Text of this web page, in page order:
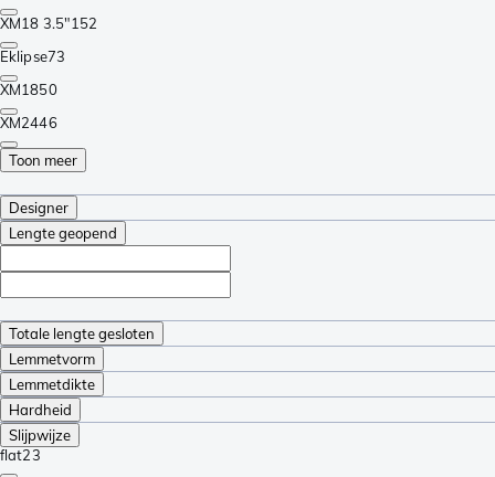
XM18 3.5"152
Eklipse73
XM1850
XM2446
Toon meer
Designer
Lengte geopend
Totale lengte gesloten
Lemmetvorm
Lemmetdikte
Hardheid
Slijpwijze
flat23